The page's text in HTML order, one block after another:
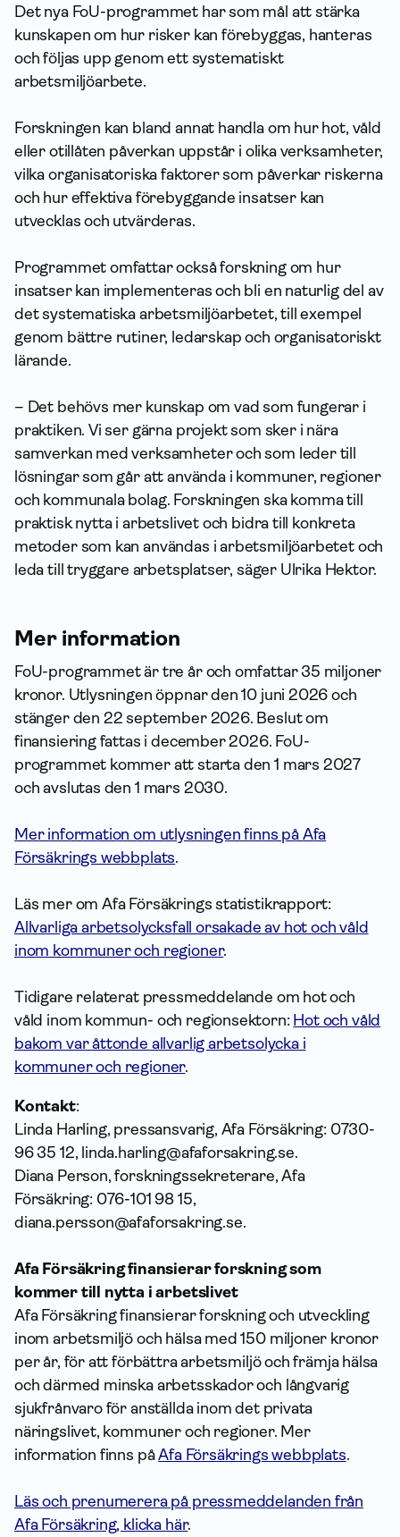
Det nya FoU-programmet har som mål att stärka
kunskapen om hur risker kan förebyggas, hanteras
och följas upp genom ett systematiskt
arbetsmiljöarbete.
Forskningen kan bland annat handla om hur hot, våld
eller otillåten påverkan uppstår i olika verksamheter,
vilka organisatoriska faktorer som påverkar riskerna
och hur effektiva förebyggande insatser kan
utvecklas och utvärderas.
Programmet omfattar också forskning om hur
insatser kan implementeras och bli en naturlig del av
det systematiska arbetsmiljöarbetet, till exempel
genom bättre rutiner, ledarskap och organisatoriskt
lärande.
– Det behövs mer kunskap om vad som fungerar i
praktiken. Vi ser gärna projekt som sker i nära
samverkan med verksamheter och som leder till
lösningar som går att använda i kommuner, regioner
och kommunala bolag. Forskningen ska komma till
praktisk nytta i arbetslivet och bidra till konkreta
metoder som kan användas i arbetsmiljöarbetet och
leda till tryggare arbetsplatser, säger Ulrika Hektor.
Mer information
FoU-programmet är tre år och omfattar 35 miljoner
kronor. Utlysningen öppnar den 10 juni 2026 och
stänger den 22 september 2026. Beslut om
finansiering fattas i december 2026. FoU-
programmet kommer att starta den 1 mars 2027
och avslutas den 1 mars 2030.
Mer information om utlysningen finns på Afa
Försäkrings webbplats.
Läs mer om Afa Försäkrings statistikrapport:
Allvarliga arbetsolycksfall orsakade av hot och våld
inom kommuner och regioner.
Tidigare relaterat pressmeddelande om hot och
våld inom kommun- och regionsektorn: Hot och våld
bakom var åttonde allvarlig arbetsolycka i
kommuner och regioner.
Kontakt:
Linda Harling, pressansvarig, Afa Försäkring: 0730-
96 35 12, linda.harling@afaforsakring.se.
Diana Person, forskningssekreterare, Afa
Försäkring: 076-101 98 15,
diana.persson@afaforsakring.se.
Afa Försäkring finansierar forskning som
kommer till nytta i arbetslivet
Afa Försäkring finansierar forskning och utveckling
inom arbetsmiljö och hälsa med 150 miljoner kronor
per år, för att förbättra arbetsmiljö och främja hälsa
och därmed minska arbetsskador och långvarig
sjukfrånvaro för anställda inom det privata
näringslivet, kommuner och regioner. Mer
information finns påAfa Försäkrings webbplats.
Läs och prenumerera på pressmeddelanden från
Afa Försäkring, klicka här.